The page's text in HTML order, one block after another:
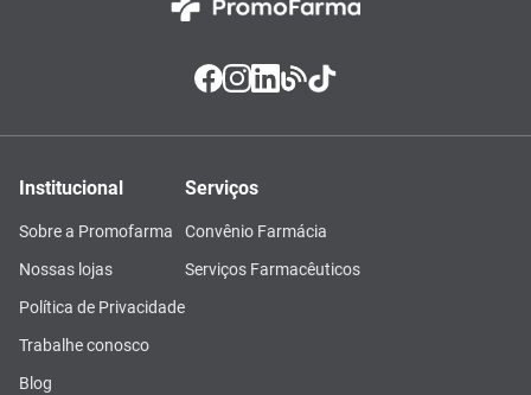
Institucional
Sobre a Promofarma
Nossas lojas
Política de Privacidade
Trabalhe conosco
Blog
Serviços
Convênio Farmácia
Serviços Farmacêuticos